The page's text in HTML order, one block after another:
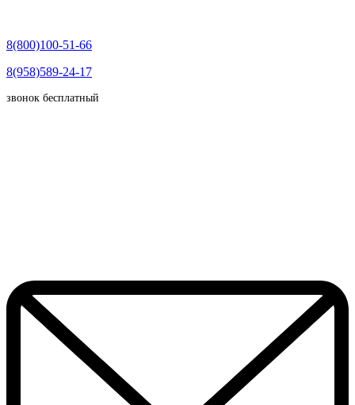
8(800)100-51-66
8(958)589-24-17
звонок бесплатный